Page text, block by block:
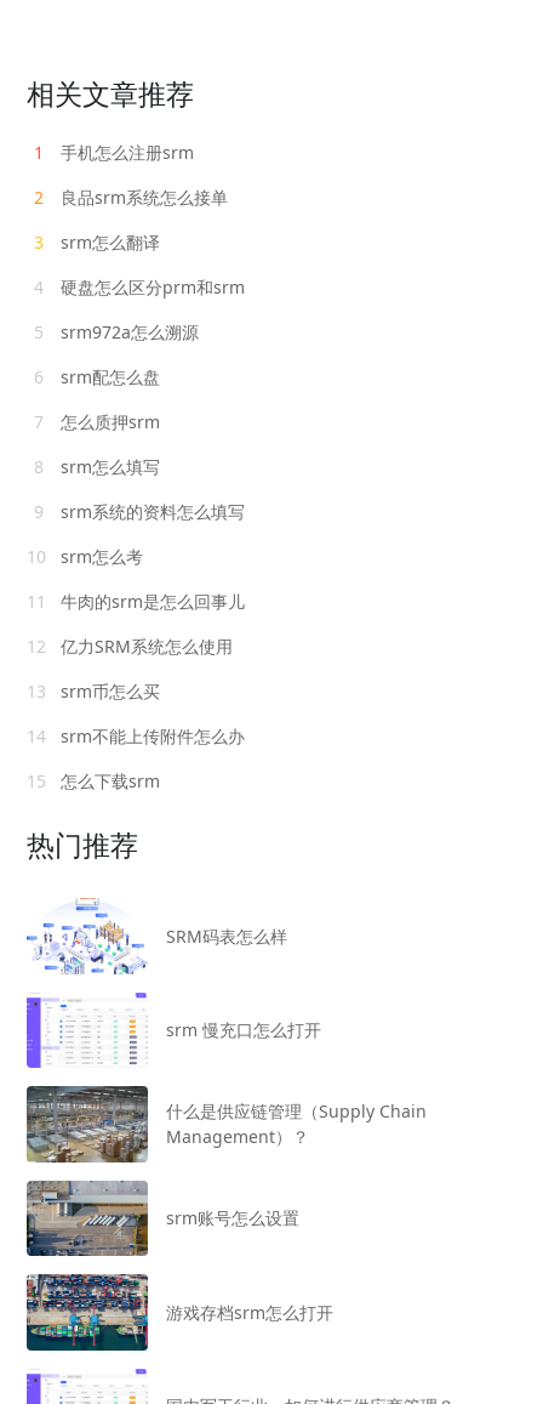
相关文章推荐
1
手机怎么注册srm
2
良品srm系统怎么接单
3
srm怎么翻译
4
硬盘怎么区分prm和srm
5
srm972a怎么溯源
6
srm配怎么盘
7
怎么质押srm
8
srm怎么填写
9
srm系统的资料怎么填写
10
srm怎么考
11
牛肉的srm是怎么回事儿
12
亿力SRM系统怎么使用
13
srm币怎么买
14
srm不能上传附件怎么办
15
怎么下载srm
热门推荐
SRM码表怎么样
srm 慢充口怎么打开
什么是供应链管理（Supply Chain
Management）？
srm账号怎么设置
游戏存档srm怎么打开